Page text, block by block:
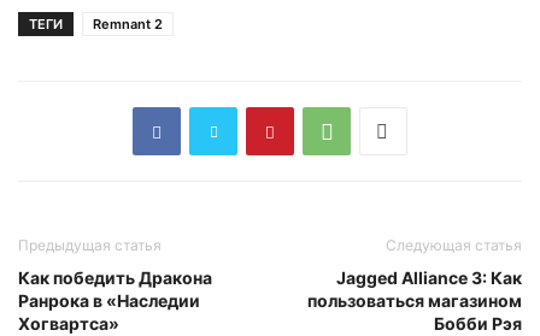
ТЕГИ Remnant 2
Предыдущая статья
Как победить Дракона
Ранрока в «Наследии
Хогвартса»
Следующая статья
Jagged Alliance 3: Как
пользоваться магазином
Бобби Рэя